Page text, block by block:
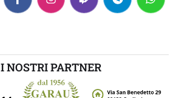
I NOSTRI PARTNER